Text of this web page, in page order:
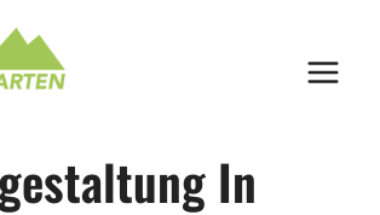
In